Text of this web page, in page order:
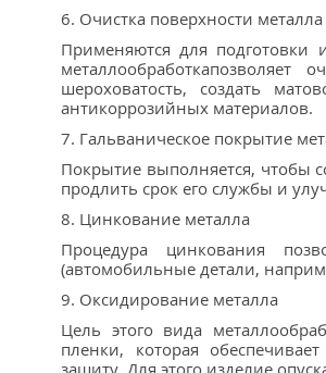
6. Очистка поверхности металла
Применяются для подготовки
шероховатость, создать
антикоррозийных материалов.
7. Гальваническое покрытие
Покрытие выполняется, чтобы
продлить срок его службы и
8. Цинкование металла
Процедура цинкования
(автомобильные детали,
9. Оксидирование металла
Цель этого вида
пленки, которая
защиту. Для этого изделие